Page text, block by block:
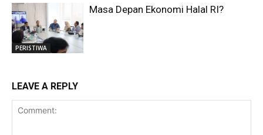
PERISTIWA
Masa Depan Ekonomi Halal RI?
LEAVE A REPLY